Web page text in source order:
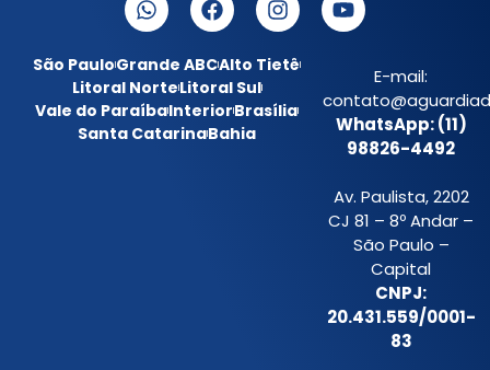
São PauloGrande ABCAlto Tietê
Litoral NorteLitoral Sul
Vale do ParaíbaInteriorBrasília
Santa CatarinaBahia
E-mail:
WhatsApp: (11)
98826-4492
Av. Paulista, 2202
CJ 81 – 8º Andar –
São Paulo –
Capital
CNPJ:
20.431.559/0001-
83